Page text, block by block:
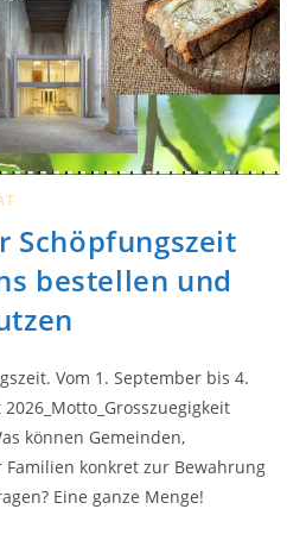
Schöpfungszeit
bestellen und
Vom 1. September bis 4.
können Gemeinden,
konkret zur Bewahrung
Eine ganze Menge!